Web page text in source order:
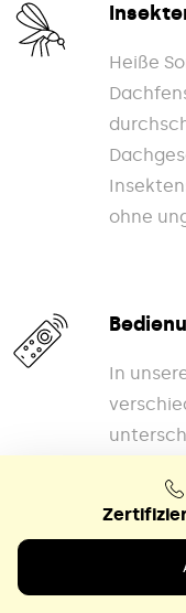
Heiße
ohne
In